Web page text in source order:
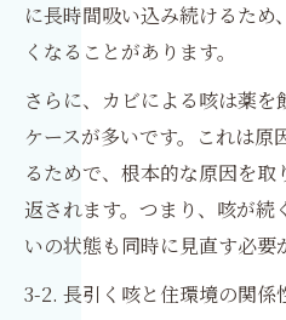
に長時間吸い込み続けるた
くなることがあります。
さらに、カビによる咳は薬
ケースが多いです。これは原
るためで、根本的な原因を取
返されます。つまり、咳が続
いの状態も同時に見直す必要
3-2. 長引く咳と住環境の関係